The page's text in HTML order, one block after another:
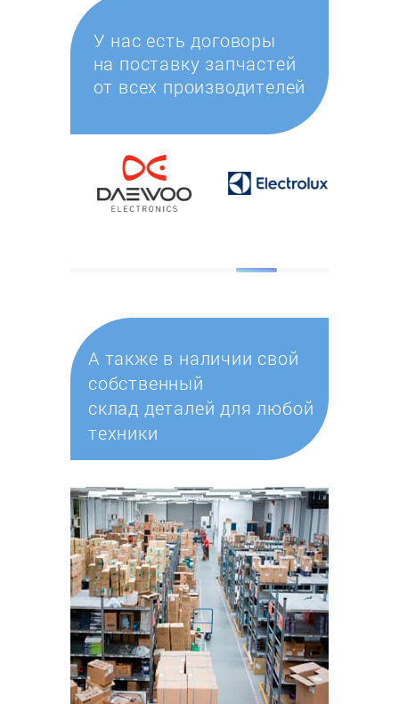
У нас есть договоры
на поставку запчастей
от всех производителей
А также в наличии свой
собственный
склад деталей для любой
техники